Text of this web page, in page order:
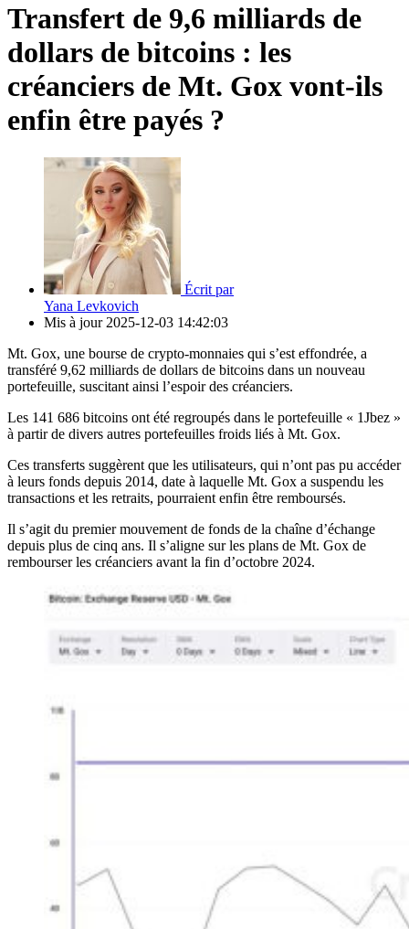
Transfert de 9,6 milliards de
dollars de bitcoins : les
créanciers de Mt. Gox vont-ils
enfin être payés ?
Écrit par
Yana Levkovich
Mis à jour 2025-12-03 14:42:03
Mt. Gox, une bourse de crypto-monnaies qui s’est effondrée, a
transféré 9,62 milliards de dollars de bitcoins dans un nouveau
portefeuille, suscitant ainsi l’espoir des créanciers.
Les 141 686 bitcoins ont été regroupés dans le portefeuille « 1Jbez »
à partir de divers autres portefeuilles froids liés à Mt. Gox.
Ces transferts suggèrent que les utilisateurs, qui n’ont pas pu accéder
à leurs fonds depuis 2014, date à laquelle Mt. Gox a suspendu les
transactions et les retraits, pourraient enfin être remboursés.
Il s’agit du premier mouvement de fonds de la chaîne d’échange
depuis plus de cinq ans. Il s’aligne sur les plans de Mt. Gox de
rembourser les créanciers avant la fin d’octobre 2024.